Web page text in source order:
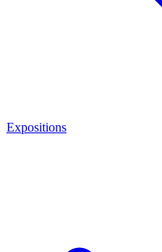
Expositions